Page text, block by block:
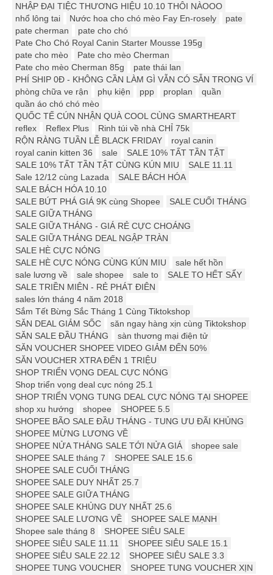
NHẬP ĐẠI TIỆC THƯƠNG HIỆU 10.10 THÔI NÀOOO
nhổ lông tai
Nước hoa cho chó mèo Fay En-rosely
pate
pate cherman
pate cho chó
Pate Cho Chó Royal Canin Starter Mousse 195g
pate cho mèo
Pate cho mèo Cherman
Pate cho mèo Cherman 85g
pate thái lan
PHÍ SHIP 0Đ - KHÔNG CẦN LÀM GÌ VẪN CÓ SẴN TRONG VÍ
phòng chữa ve rận
phụ kiện ppp proplan
quần
quần áo chó chó mèo
QUỐC TẾ CÚN NHẬN QUÀ COOL CÙNG SMARTHEART
reflex
Reflex Plus
Rinh túi về nhà CHỈ 75k
RỘN RÀNG TUẦN LỄ BLACK FRIDAY
royal canin
royal canin kitten 36
sale
SALE 10% TẤT TẦN TẬT
SALE 10% TẤT TẦN TẬT CÙNG KÚN MIU
SALE 11.11
Sale 12/12 cùng Lazada
SALE BÁCH HÓA
SALE BÁCH HÓA 10.10
SALE BỨT PHÁ GIÁ 9K cùng Shopee
SALE CUỐI THÁNG
SALE GIỮA THÁNG
SALE GIỮA THÁNG - GIÁ RẺ CỰC CHOÁNG
SALE GIỮA THÁNG DEAL NGẬP TRÀN
SALE HÈ CỰC NÓNG
SALE HÈ CỰC NÓNG CÙNG KÚN MIU
sale hết hồn
sale lương về
sale shopee sale to
SALE TO HẾT SẨY
SALE TRIỀN MIÊN - RẺ PHÁT ĐIÊN
sales lớn tháng 4 năm 2018
Sắm Tết Bừng Sắc Tháng 1 Cùng Tiktokshop
SĂN DEAL GIẢM SỐC
săn ngay hàng xịn cùng Tiktokshop
SĂN SALE ĐẦU THÁNG
sàn thương mại điện tử
SĂN VOUCHER SHOPEE VIDEO GIẢM ĐẾN 50%
SĂN VOUCHER XTRA ĐẾN 1 TRIỆU
SHOP TRIỂN VỌNG DEAL CỰC NÓNG
Shop triển vọng deal cực nóng 25.1
SHOP TRIỂN VỌNG TUNG DEAL CỰC NÓNG TẠI SHOPEE
shop xu hướng
shopee
SHOPEE 5.5
SHOPEE BÃO SALE ĐẦU THÁNG - TUNG ƯU ĐÃI KHỦNG
SHOPEE MỪNG LƯƠNG VỀ
SHOPEE NỬA THÁNG SALE TỚI NỬA GIÁ
shopee sale
SHOPEE SALE tháng 7
SHOPEE SALE 15.6
SHOPEE SALE CUỐI THÁNG
SHOPEE SALE DUY NHẤT 25.7
SHOPEE SALE GIỮA THÁNG
SHOPEE SALE KHỦNG DUY NHẤT 25.6
SHOPEE SALE LƯƠNG VỀ
SHOPEE SALE MẠNH
Shopee sale tháng 8
SHOPEE SIÊU SALE
SHOPEE SIÊU SALE 11.11
SHOPEE SIÊU SALE 15.1
SHOPEE SIÊU SALE 22.12
SHOPEE SIÊU SALE 3.3
SHOPEE TUNG VOUCHER
SHOPEE TUNG VOUCHER XỊN